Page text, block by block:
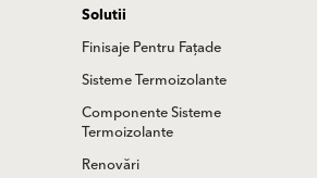
Solutii
Finisaje Pentru Fațade
Sisteme Termoizolante
Componente Sisteme
Termoizolante
Renovări